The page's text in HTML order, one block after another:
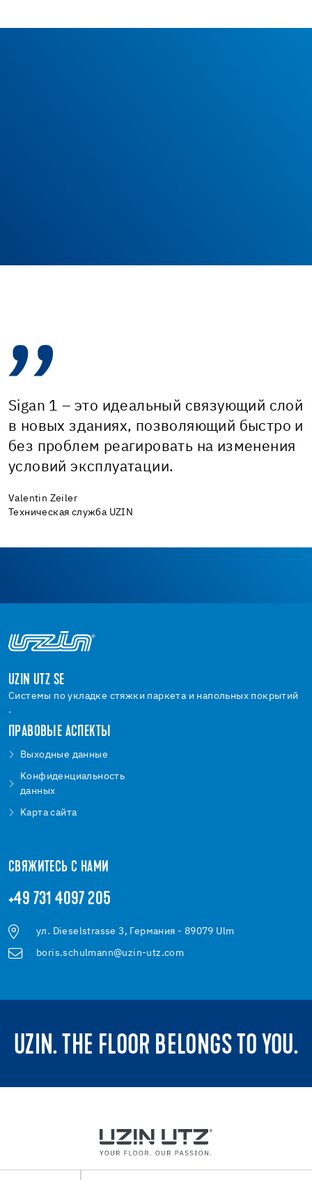
Sigan 1 – это идеальный связующий слой
в новых зданиях, позволяющий быстро и
без проблем реагировать на изменения
условий эксплуатации.
Valentin Zeiler
Техническая служба UZIN
UZIN UTZ SE
Системы по укладке стяжки паркета и напольных покрытий
.
ПРАВОВЫЕ АСПЕКТЫ
Bыходные данные
Kонфиденциальность
данных
Kарта сайта
СВЯЖИТЕСЬ С НАМИ
+49 731 4097 205
ул. Dieselstrasse 3, Германия - 89079 Ulm
boris.schulmann@uzin-utz.com
UZIN. THE FLOOR BELONGS TO YOU.